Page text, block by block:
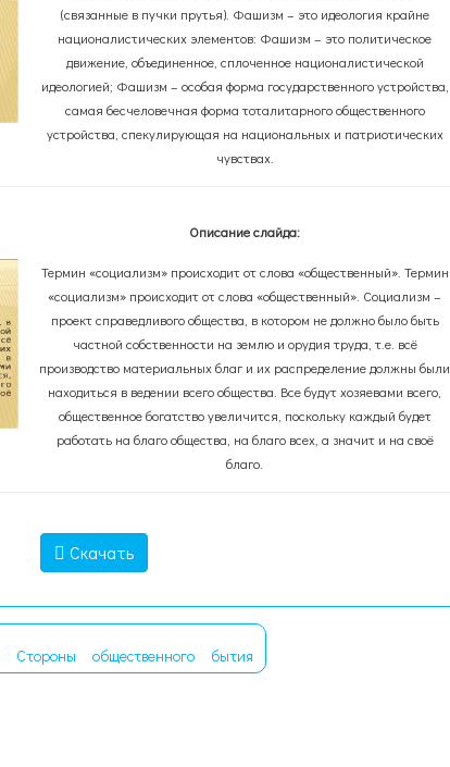
(связанные в пучки прутья). Фашизм – это идеология крайне
националистических элементов: Фашизм – это политическое
движение, объединенное, сплоченное националистической
идеологией; Фашизм – особая форма государственного устройства,
самая бесчеловечная форма тоталитарного общественного
устройства, спекулирующая на национальных и патриотических
чувствах.
Описание слайда:
Термин «социализм» происходит от слова «общественный». Термин
«социализм» происходит от слова «общественный». Социализм –
проект справедливого общества, в котором не должно было быть
частной собственности на землю и орудия труда, т.е. всё
производство материальных благ и их распределение должны были
находиться в ведении всего общества. Все будут хозяевами всего,
общественное богатство увеличится, поскольку каждый будет
работать на благо общества, на благо всех, а значит и на своё
благо.
Скачать
Стороны общественного бытия